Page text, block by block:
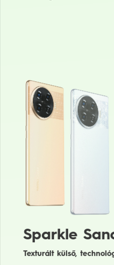
Sparkle
Texturált külső,
Sparkle
Texturált külső,